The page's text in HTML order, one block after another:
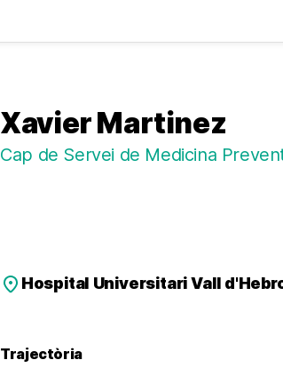
Xavier Martinez
Cap de Servei de Medicina
Hospital Universitari Vall
Trajectòria